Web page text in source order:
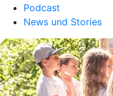
Podcast
News und Stories